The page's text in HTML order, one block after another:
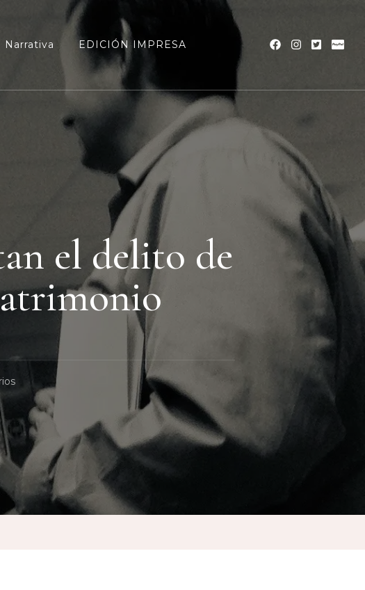
Narrativa EDICIÓN IMPRESA
el delito de
En
Castigarán
A
Quienes
Cometan
Delito